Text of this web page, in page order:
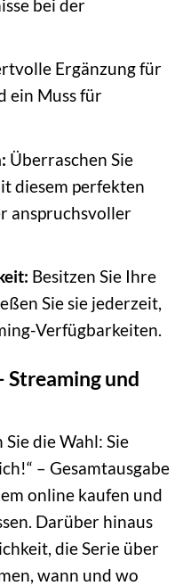
bei der
Ergänzung für
ein Muss für
Überraschen Sie
diesem perfekten
anspruchsvoller
Besitzen Sie Ihre
Sie sie jederzeit,
Verfügbarkeiten.
Streaming und
die Wahl: Sie
– Gesamtausgabe
online kaufen und
Darüber hinaus
die Serie über
wann und wo